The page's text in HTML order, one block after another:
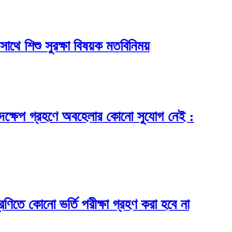
শিশু সুরক্ষা বিষয়ক মতবিনিময়
গ্রহণে অবহেলার কোনো সুযোগ নেই :
কোনো ভর্তি পরীক্ষা গ্রহণ করা হবে না